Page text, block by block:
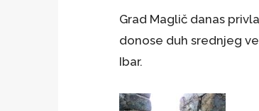
Grad Maglič danas
donose duh srednjeg
Ibar.